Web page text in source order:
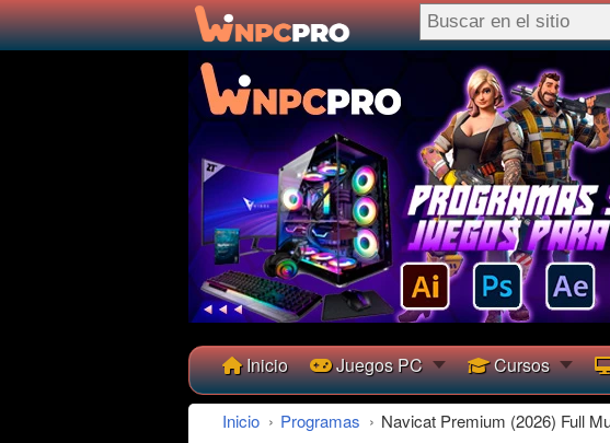
Inicio Juegos PC Cursos
Inicio › Programas › Navicat Premium (2026) Full